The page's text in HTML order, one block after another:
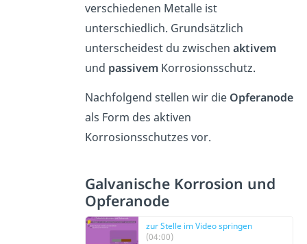
verschiedenen Metalle ist
unterschiedlich. Grundsätzlich
unterscheidest du zwischen aktivem
und passivemKorrosionsschutz.
Nachfolgend stellen wir die Opferanode
als Form des aktiven
Korrosionsschutzes vor.
Galvanische Korrosion und
Opferanode
zur Stelle im Video springen
(04:00)